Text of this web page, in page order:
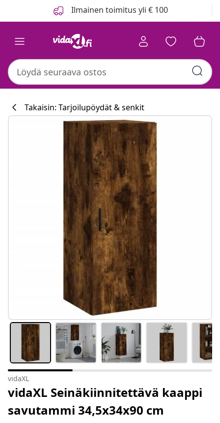
Ilmainen toimitus yli € 100
#sharemevidaxl
Takaisin: Tarjoilupöydät & senkit
vidaXL
vidaXL Seinäkiinnitettävä kaappi
savutammi 34,5x34x90 cm